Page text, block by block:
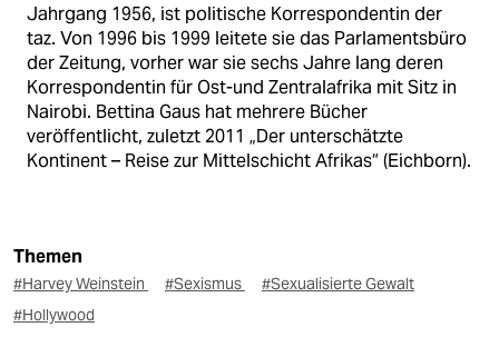
Jahrgang 1956, ist politische Korrespondentin der
taz. Von 1996 bis 1999 leitete sie das Parlamentsbüro
der Zeitung, vorher war sie sechs Jahre lang deren
Korrespondentin für Ost-und Zentralafrika mit Sitz in
Nairobi. Bettina Gaus hat mehrere Bücher
veröffentlicht, zuletzt 2011 „Der unterschätzte
Kontinent – Reise zur Mittelschicht Afrikas“ (Eichborn).
Themen
#Harvey Weinstein #Sexismus
#Sexualisierte Gewalt
#Hollywood